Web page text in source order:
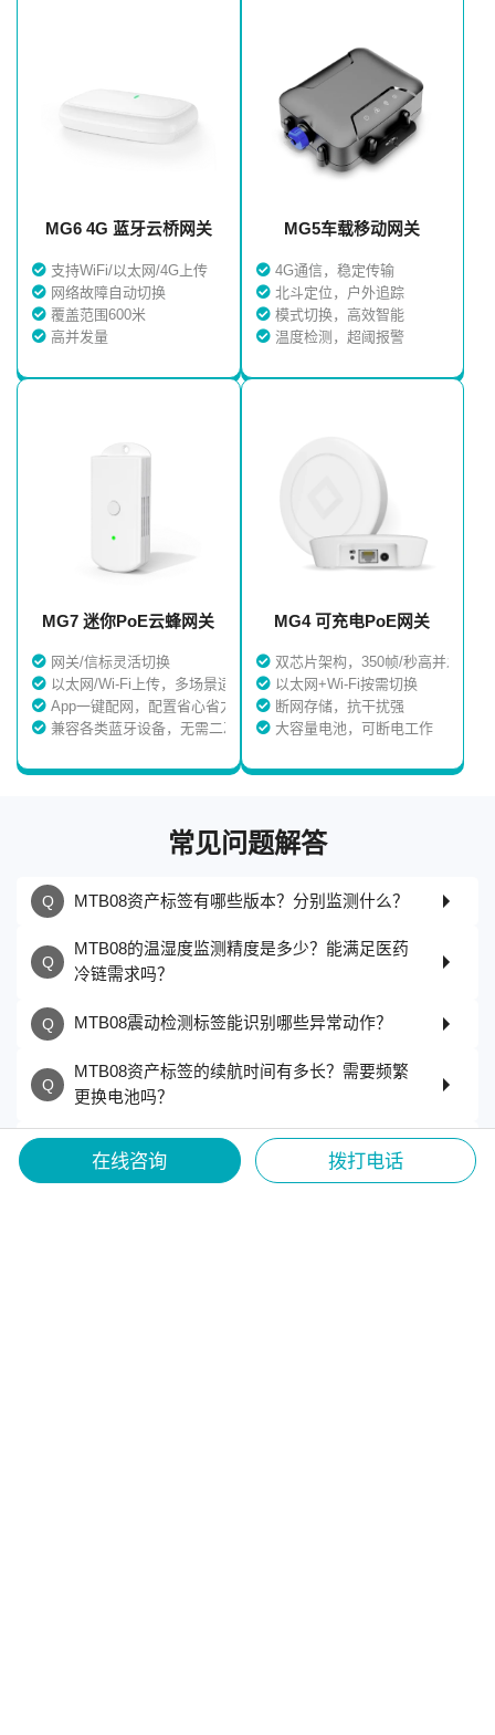
MG6 4G 蓝牙云桥网关
支持WiFi/以太网/4G上传
网络故障自动切换
覆盖范围600米
高并发量
MG5车载移动网关
4G通信，稳定传输
北斗定位，户外追踪
模式切换，高效智能
温度检测，超阈报警
MG7 迷你PoE云蜂网关
网关/信标灵活切换
以太网/Wi-Fi上传，多场景适配
App一键配网，配置省心省力
兼容各类蓝牙设备，无需二次开发
MG4 可充电PoE网关
双芯片架构，350帧/秒高并发
以太网+Wi-Fi按需切换
断网存储，抗干扰强
大容量电池，可断电工作
常见问题解答
MTB08资产标签有哪些版本？分别监测什么？
MTB08的温湿度监测精度是多少？能满足医药
冷链需求吗？
MTB08震动检测标签能识别哪些异常动作？
MTB08资产标签的续航时间有多长？需要频繁
更换电池吗？
MTB08资产标签的防护等级是多少？适合在恶
劣环境使用吗？
在线咨询 拨打电话